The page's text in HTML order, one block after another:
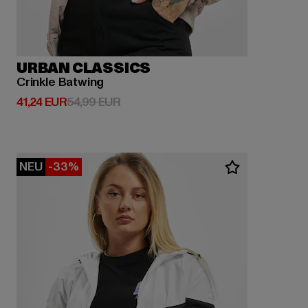
URBAN CLASSICS
Crinkle Batwing
41,24 EUR
Derzeitiger Preis: 41,24 EUR
54,99 EURAktionspreis: 54,99 EUR
NEU -33%